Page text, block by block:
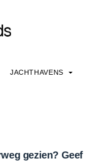
JACHTHAVENS
gezien?